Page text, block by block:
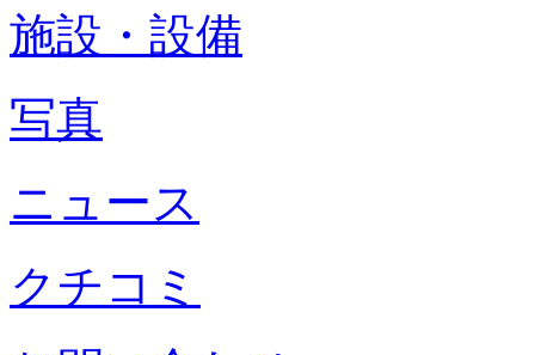
施設・設備
写真
ニュース
クチコミ